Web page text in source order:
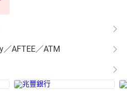
AFTEE／ATM